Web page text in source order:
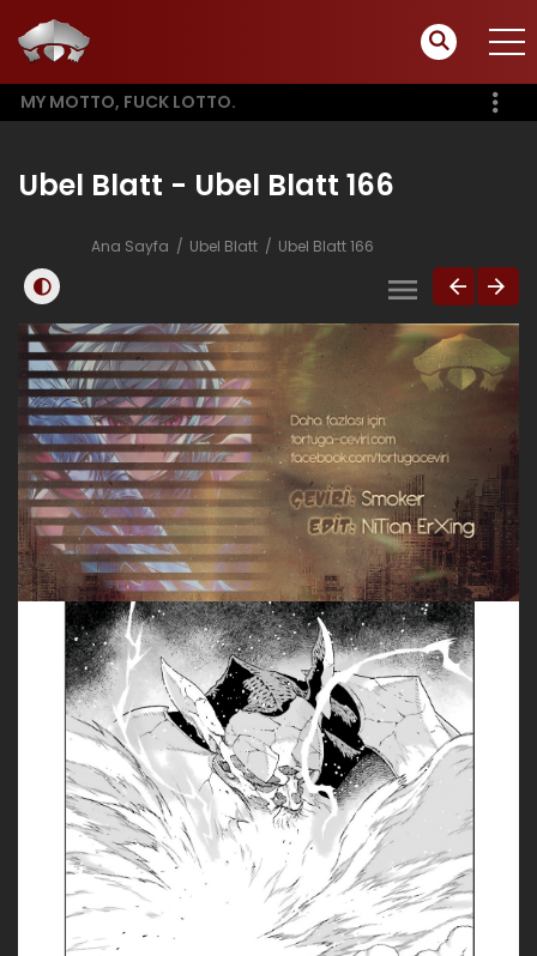
MY MOTTO, FUCK LOTTO.
Ubel Blatt - Ubel Blatt 166
Ana Sayfa Ubel Blatt Ubel Blatt 166